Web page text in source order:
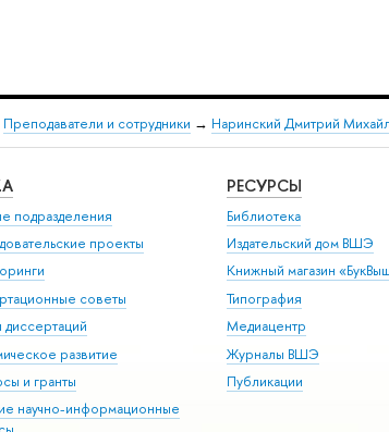
Преподаватели и сотрудники → Наринский Дмитрий
подразделения
проекты
советы
диссертаций
развитие
и гранты
научно-информационные
РЕСУРСЫ
Библиотека
Издательский дом ВШЭ
Книжный магазин
Типография
Медиацентр
Журналы ВШЭ
Публикации